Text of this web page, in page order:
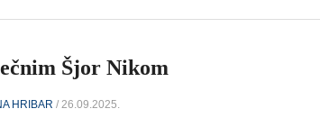
Šjor Nikom
HRIBAR / 26.09.2025.